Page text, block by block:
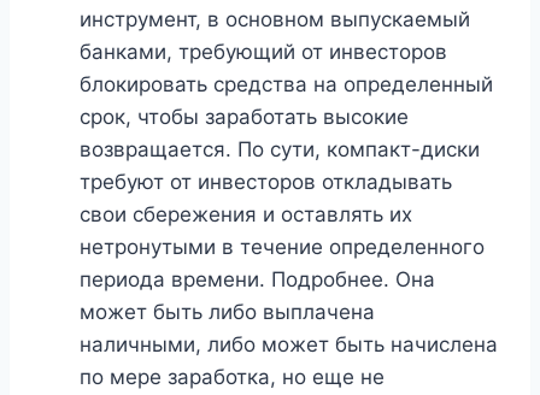
инструмент, в основном выпускаемый
банками, требующий от инвесторов
блокировать средства на определенный
срок, чтобы заработать высокие
возвращается. По сути, компакт-диски
требуют от инвесторов откладывать
свои сбережения и оставлять их
нетронутыми в течение определенного
периода времени. Подробнее. Она
может быть либо выплачена
наличными, либо может быть начислена
по мере заработка, но еще не